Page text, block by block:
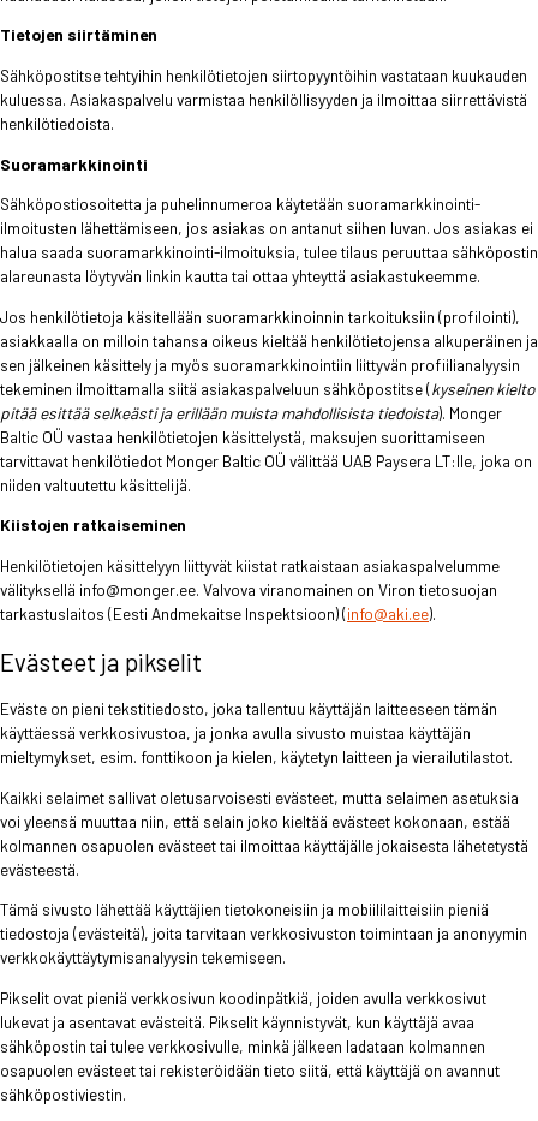
Tietojen siirtäminen
Sähköpostitse tehtyihin henkilötietojen siirtopyyntöihin vastataan kuukauden
kuluessa. Asiakaspalvelu varmistaa henkilöllisyyden ja ilmoittaa siirrettävistä
henkilötiedoista.
Suoramarkkinointi
Sähköpostiosoitetta ja puhelinnumeroa käytetään suoramarkkinointi-
ilmoitusten lähettämiseen, jos asiakas on antanut siihen luvan. Jos asiakas ei
halua saada suoramarkkinointi-ilmoituksia, tulee tilaus peruuttaa sähköpostin
alareunasta löytyvän linkin kautta tai ottaa yhteyttä asiakastukeemme.
Jos henkilötietoja käsitellään suoramarkkinoinnin tarkoituksiin (profilointi),
asiakkaalla on milloin tahansa oikeus kieltää henkilötietojensa alkuperäinen ja
sen jälkeinen käsittely ja myös suoramarkkinointiin liittyvän profiilianalyysin
tekeminen ilmoittamalla siitä asiakaspalveluun sähköpostitse (kyseinen kielto
pitää esittää selkeästi ja erillään muista mahdollisista tiedoista). Monger
Baltic OÜ vastaa henkilötietojen käsittelystä, maksujen suorittamiseen
tarvittavat henkilötiedot Monger Baltic OÜ välittää UAB Paysera LT:lle, joka on
niiden valtuutettu käsittelijä.
Kiistojen ratkaiseminen
Henkilötietojen käsittelyyn liittyvät kiistat ratkaistaan asiakaspalvelumme
välityksellä info@monger.ee. Valvova viranomainen on Viron tietosuojan
tarkastuslaitos (Eesti Andmekaitse Inspektsioon) (info@aki.ee).
Evästeet ja pikselit
Eväste on pieni tekstitiedosto, joka tallentuu käyttäjän laitteeseen tämän
käyttäessä verkkosivustoa, ja jonka avulla sivusto muistaa käyttäjän
mieltymykset, esim. fonttikoon ja kielen, käytetyn laitteen ja vierailutilastot.
Kaikki selaimet sallivat oletusarvoisesti evästeet, mutta selaimen asetuksia
voi yleensä muuttaa niin, että selain joko kieltää evästeet kokonaan, estää
kolmannen osapuolen evästeet tai ilmoittaa käyttäjälle jokaisesta lähetetystä
evästeestä.
Tämä sivusto lähettää käyttäjien tietokoneisiin ja mobiililaitteisiin pieniä
tiedostoja (evästeitä), joita tarvitaan verkkosivuston toimintaan ja anonyymin
verkkokäyttäytymisanalyysin tekemiseen.
Pikselit ovat pieniä verkkosivun koodinpätkiä, joiden avulla verkkosivut
lukevat ja asentavat evästeitä. Pikselit käynnistyvät, kun käyttäjä avaa
sähköpostin tai tulee verkkosivulle, minkä jälkeen ladataan kolmannen
osapuolen evästeet tai rekisteröidään tieto siitä, että käyttäjä on avannut
sähköpostiviestin.